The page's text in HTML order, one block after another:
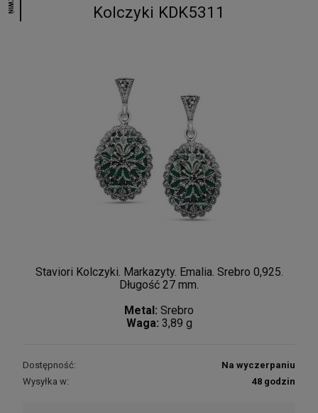
Kolczyki KDK5311
Staviori Kolczyki. Markazyty. Emalia. Srebro 0,925.
Długość 27 mm.
Metal: Srebro
Waga: 3,89 g
Dostępność:
Na wyczerpaniu
Wysyłka w:
48 godzin